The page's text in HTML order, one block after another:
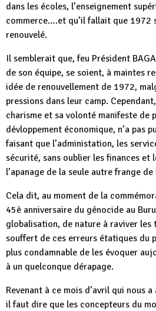
dans les écoles, l’enseignement
commerce….et qu’il fallait que 1972
renouvelé.
Il semblerait que, feu Président
de son équipe, se soient, à maintes
idée de renouvellement de 1972,
pressions dans leur camp.
charisme et sa volonté manifeste de
dévloppement économique, n’a pas
faisant que l’administation, les
sécurité, sans oublier les finances et
l’apanage de la seule autre frange
Cela dit, au moment de la
45è anniversaire du génocide au
globalisation, de nature à raviver les
souffert de ces erreurs étatiques du
plus condamnable de les évoquer
à un quelconque dérapage.
Revenant à ce mois d’avril qui nous
il faut dire que les concepteurs du